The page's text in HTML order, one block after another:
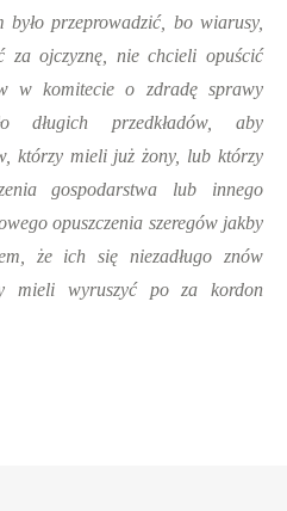
było przeprowadzić, bo wiarusy,
za ojczyznę, nie chcieli opuścić
w komitecie o zdradę sprawy
długich przedkładów, aby
którzy mieli już żony, lub którzy
gospodarstwa lub innego
opuszczenia szeregów jakby
że ich się niezadługo znów
mieli wyruszyć po za kordon